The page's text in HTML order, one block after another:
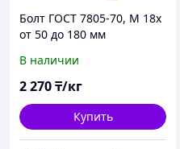
Болт ГОСТ 7805-70, М 18х
от 50 до 180 мм
В наличии
2 270₸/кг
Купить